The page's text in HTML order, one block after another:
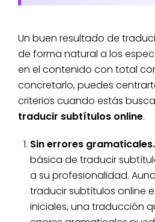
Un buen resultado de
de forma natural a los
en el contenido con total
concretarlo, puedes
criterios cuando estás
traducir subtítulos online.
Sin errores gramaticales.
básica de traducir
a su profesionalidad.
traducir subtítulos online
iniciales, una traducción